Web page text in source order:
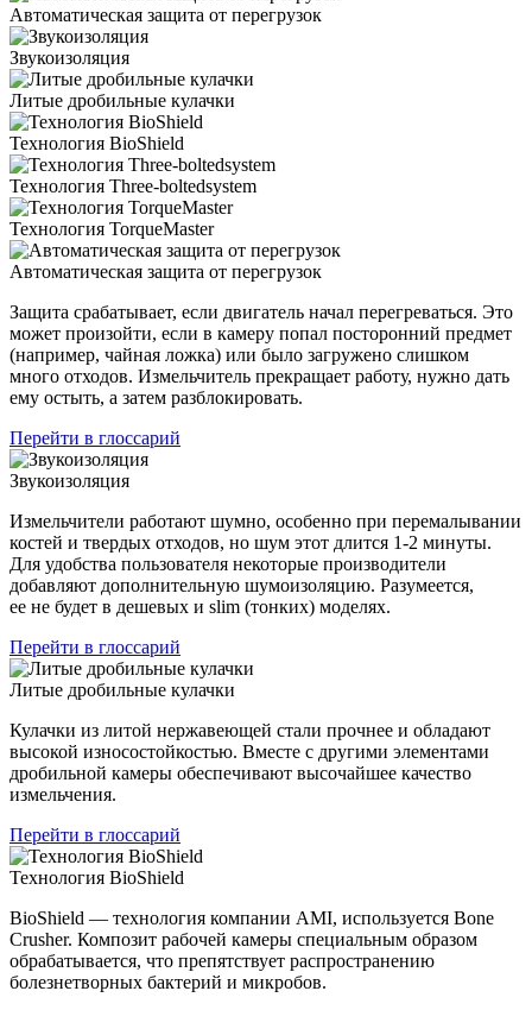
Автоматическая защита от перегрузок
Звукоизоляция
Литые дробильные кулачки
Технология BioShield
Технология Three-boltedsystem
Технология TorqueMaster
Автоматическая защита от перегрузок
Защита срабатывает, если двигатель начал перегреваться. Это
может произойти, если в камеру попал посторонний предмет
(например, чайная ложка) или было загружено слишком
много отходов. Измельчитель прекращает работу, нужно дать
ему остыть, а затем разблокировать.
Перейти в глоссарий
Звукоизоляция
Измельчители работают шумно, особенно при перемалывании
костей и твердых отходов, но шум этот длится 1-2 минуты.
Для удобства пользователя некоторые производители
добавляют дополнительную шумоизоляцию. Разумеется,
ее не будет в дешевых и slim (тонких) моделях.
Перейти в глоссарий
Литые дробильные кулачки
Кулачки из литой нержавеющей стали прочнее и обладают
высокой износостойкостью. Вместе с другими элементами
дробильной камеры обеспечивают высочайшее качество
измельчения.
Перейти в глоссарий
Технология BioShield
BioShield — технология компании AMI, используется Bone
Crusher. Композит рабочей камеры специальным образом
обрабатывается, что препятствует распространению
болезнетворных бактерий и микробов.